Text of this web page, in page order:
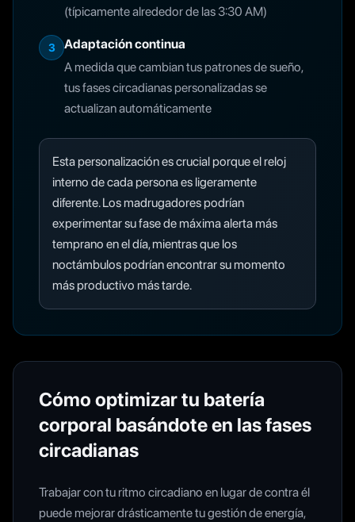
(típicamente alrededor de las 3:30 AM)
3
Adaptación continua
A medida que cambian tus patrones de sueño,
tus fases circadianas personalizadas se
actualizan automáticamente
Esta personalización es crucial porque el reloj
interno de cada persona es ligeramente
diferente. Los madrugadores podrían
experimentar su fase de máxima alerta más
temprano en el día, mientras que los
noctámbulos podrían encontrar su momento
más productivo más tarde.
Cómo optimizar tu batería
corporal basándote en las fases
circadianas
Trabajar con tu ritmo circadiano en lugar de contra él
puede mejorar drásticamente tu gestión de energía,